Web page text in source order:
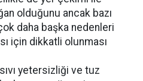
olduğunu ancak bazı
daha başka nedenleri
için dikkatli olunması
yetersizliği ve tuz